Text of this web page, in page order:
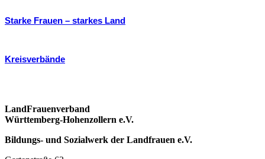
Starke Frauen – starkes Land
Kreisverbände
LandFrauenverband
Württemberg-Hohenzollern e.V.
Bildungs- und Sozialwerk der Landfrauen e.V.